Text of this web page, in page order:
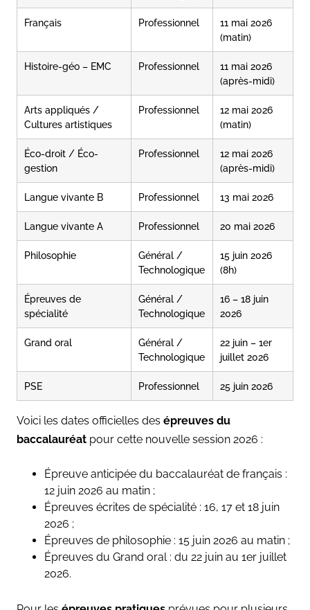
Français Professionnel
11 mai 2026
(matin)
Histoire-géo – EMC Professionnel
11 mai 2026
(après-midi)
Arts appliqués /
Cultures artistiques
Professionnel
12 mai 2026
(matin)
Éco-droit / Éco-
gestion
Professionnel
12 mai 2026
(après-midi)
Langue vivante B Professionnel 13 mai 2026
Langue vivante A Professionnel 20 mai 2026
Philosophie
Général /
Technologique
15 juin 2026
(8h)
Épreuves de
spécialité
Général /
Technologique
16 – 18 juin
2026
Grand oral
Général /
Technologique
22 juin – 1er
juillet 2026
PSE Professionnel 25 juin 2026
Voici les dates officielles des épreuves du
baccalauréat pour cette nouvelle session 2026 :
Épreuve anticipée du baccalauréat de français :
12 juin 2026 au matin ;
Épreuves écrites de spécialité : 16, 17 et 18 juin
2026 ;
Épreuves de philosophie : 15 juin 2026 au matin ;
Épreuves du Grand oral : du 22 juin au 1er juillet
2026.